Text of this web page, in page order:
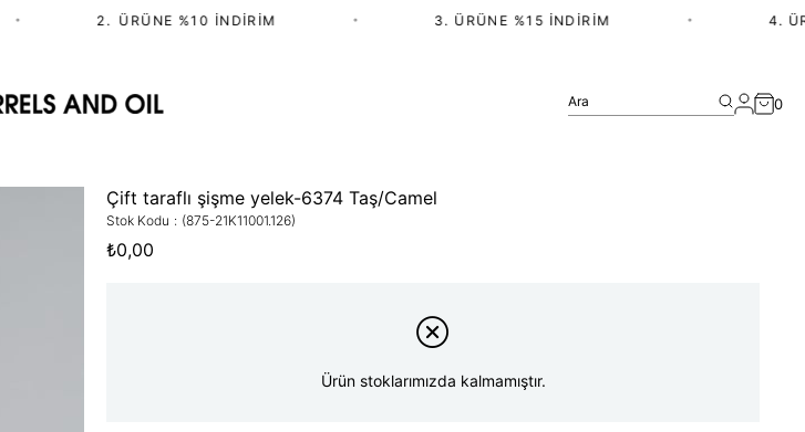
2.⁠ ⁠ÜRÜNE %10 İNDIRIM 3. ÜRÜNE %15 İNDIRIM 4.
Ara 0
Çift taraflı şişme yelek-6374 Taş/Camel
Stok Kodu (875-21K11001.126)
₺0,00
Ürün stoklarımızda kalmamıştır.